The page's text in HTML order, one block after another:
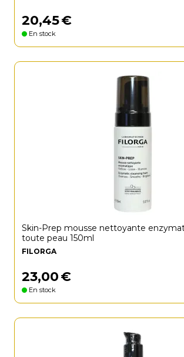
20,45€
En stock
Skin-Prep mousse nettoyante
toute peau 150ml
FILORGA
23,00€
En stock